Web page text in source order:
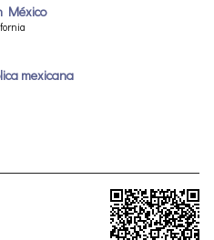
México
mexicana